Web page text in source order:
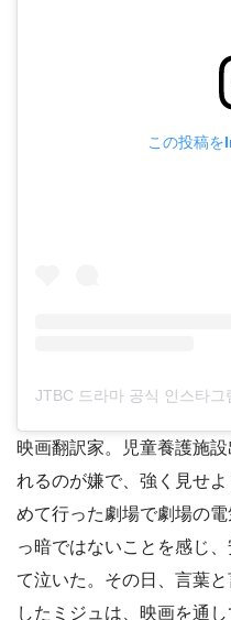
この投稿
映画翻訳家。児童養護施
れるのが嫌で、強く見せ
めて行った劇場で劇場の
っ暗ではないことを感じ
て泣いた。その日、言葉
したミジュは、映画を通